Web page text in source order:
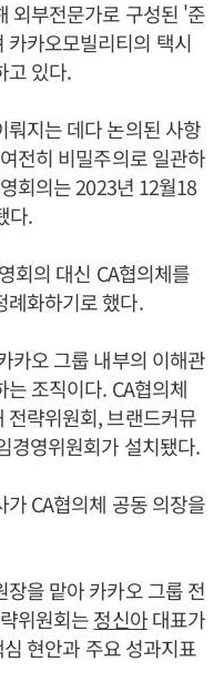
외부전문가로 구성된 '준
카오모빌리티의 택시
고 있다.
지는 데다 논의된 사항
전히 비밀주의로 일관하
회의는 2023년 12월18
다.
회의 대신 CA협의체를
례화하기로 했다.
카오 그룹 내부의 이해관
조직이다. CA협의체
략위원회, 브랜드커뮤
경영위원회가 설치됐다.
CA협의체 공동 의장을
을 맡아 카카오 그룹 전
위원회는정신아대표가
현안과 주요 성과지표